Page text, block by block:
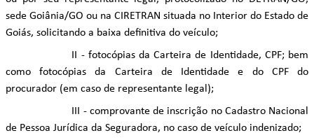
sede Goiânia/GO ou na CIRETRAN situada no Interior do Estado de
Goiás, solicitando a baixa definitiva do veículo;
II - fotocópias da Carteira de Identidade, CPF; bem
como fotocópias da Carteira de Identidade e do CPF do
procurador (em caso de representante legal);
III - comprovante de inscrição no Cadastro Nacional
de Pessoa Jurídica da Seguradora, no caso de veículo indenizado;